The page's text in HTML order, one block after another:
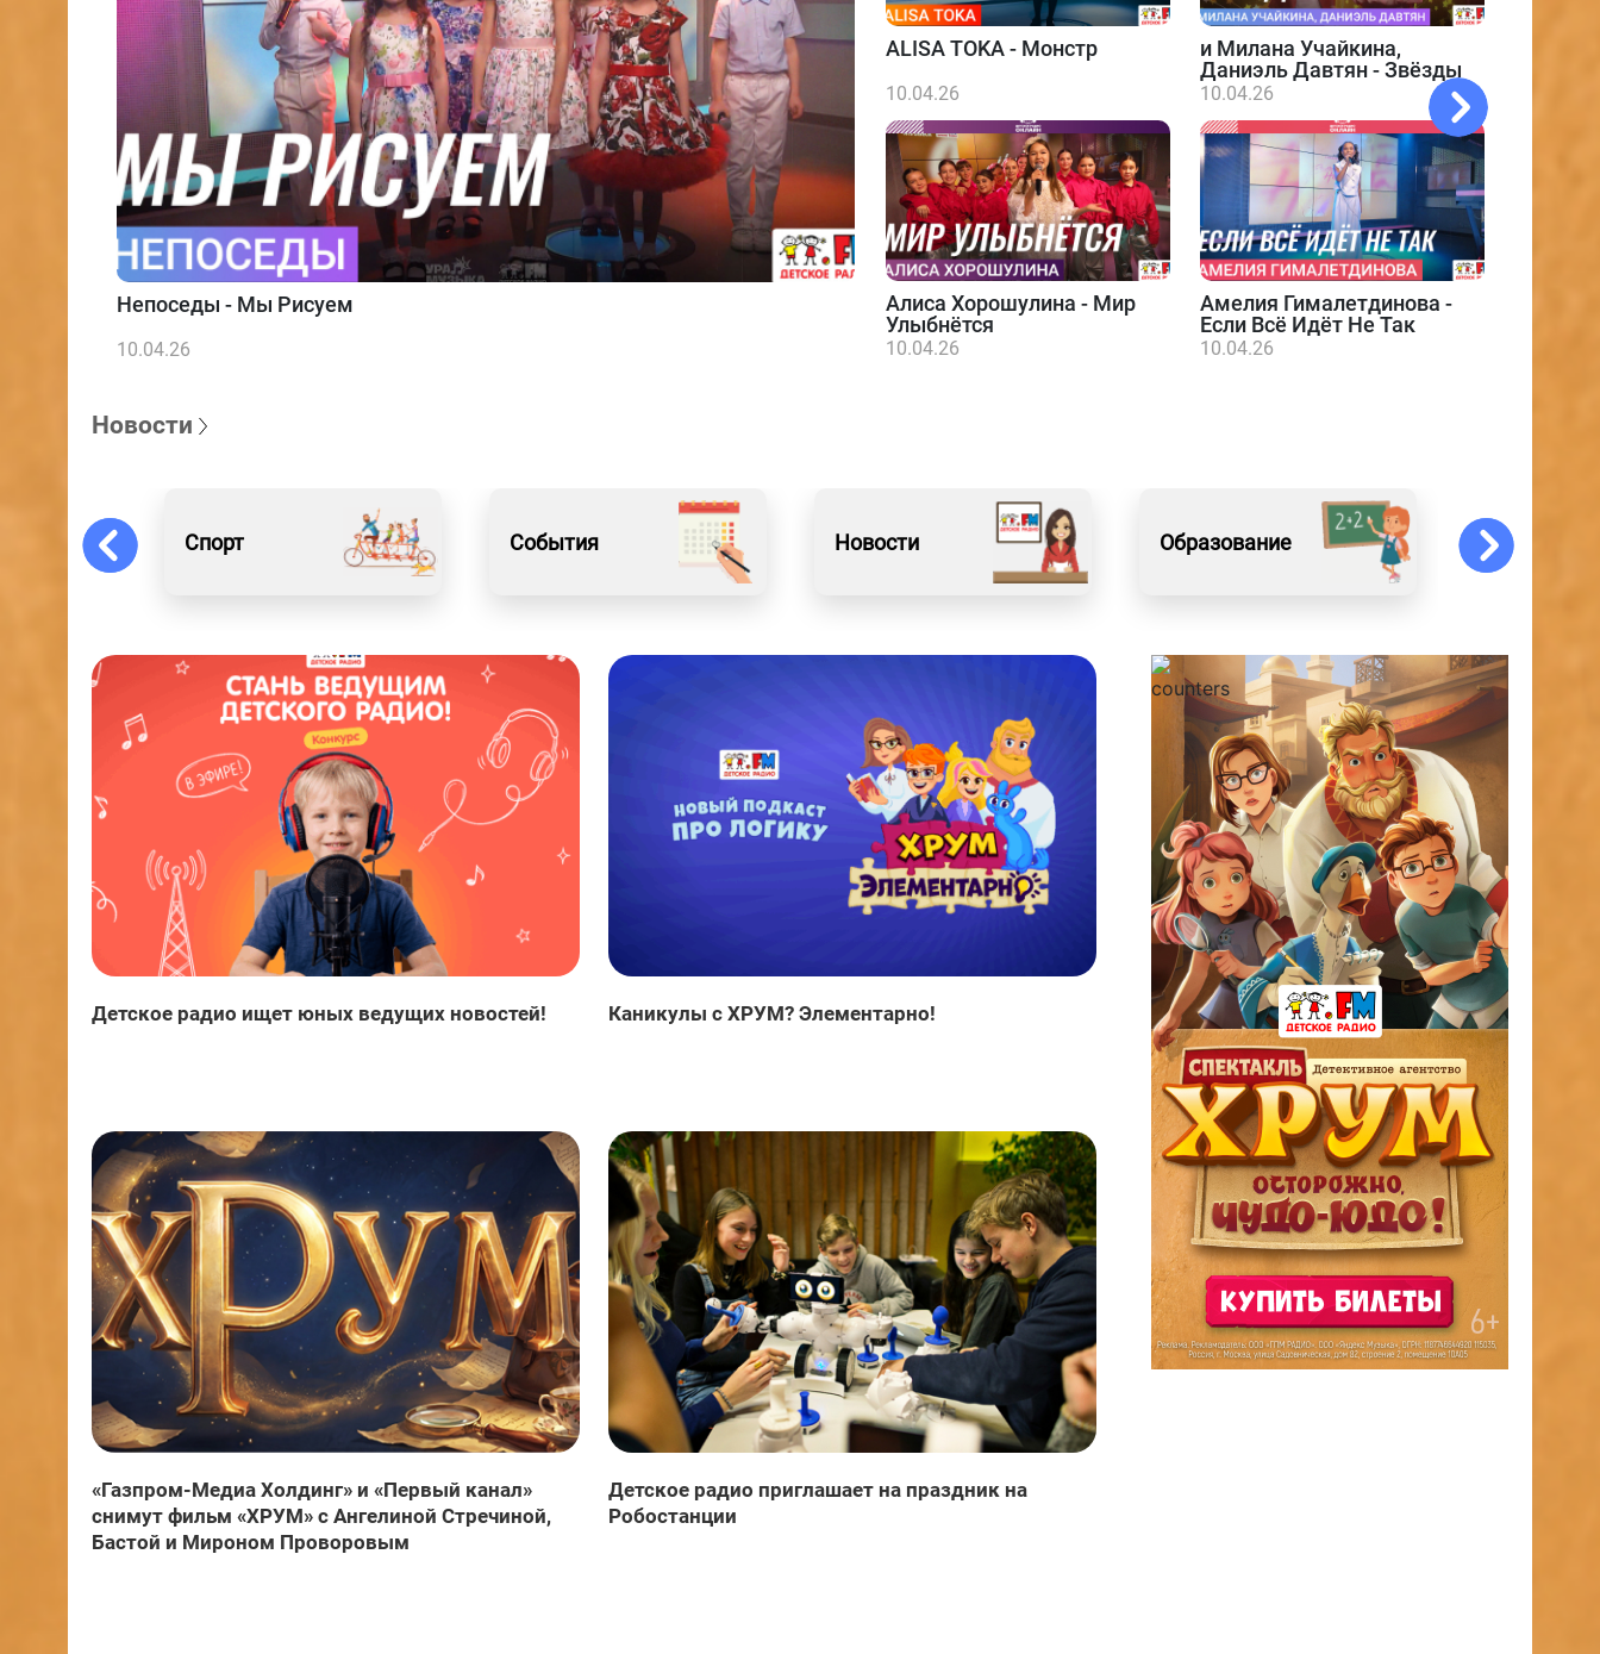
Непоседы - Мы Рисуем
10.04.26
ALISA TOKA - Монстр
10.04.26
и Милана Учайкина,
Даниэль Давтян - Звёзды
10.04.26
Алиса Хорошулина - Мир
Улыбнётся
10.04.26
Амелия Гималетдинова -
Если Всё Идёт Не Так
10.04.26
Новости
Спорт События Новости Образование Искусство
Детское радио ищет юных ведущих новостей! Каникулы с ХРУМ? Элементарно!
«Газпром-Медиа Холдинг» и «Первый канал»
снимут фильм «ХРУМ» с Ангелиной Стречиной,
Бастой и Мироном Проворовым
Детское радио приглашает на праздник на
Робостанции